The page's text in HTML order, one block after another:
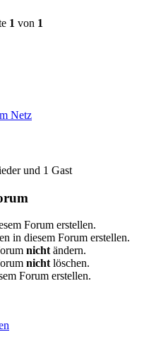
1von 1
Netz
und 1 Gast
Forum erstellen.
in diesem Forum erstellen.
nicht ändern.
nicht löschen.
Forum erstellen.